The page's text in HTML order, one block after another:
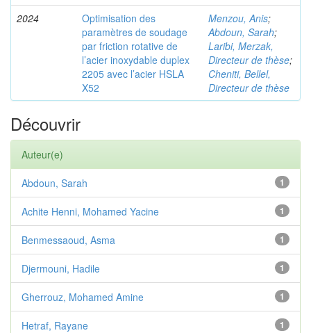
2024
Optimisation des
paramètres de soudage
par friction rotative de
l’acier inoxydable duplex
2205 avec l’acier HSLA
X52
Menzou, Anis;
Abdoun, Sarah;
Laribi, Merzak,
Directeur de thèse;
Cheniti, Bellel,
Directeur de thèse
Découvrir
Auteur(e)
1
Abdoun, Sarah
1
Achite Henni, Mohamed Yacine
1
Benmessaoud, Asma
1
Djermouni, Hadile
1
Gherrouz, Mohamed Amine
1
Hetraf, Rayane